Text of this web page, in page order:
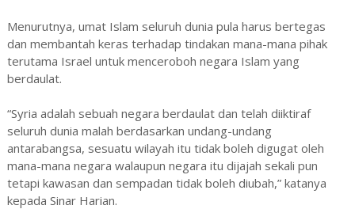
Menurutnya, umat Islam seluruh dunia pula harus bertegas
dan membantah keras terhadap tindakan mana-mana pihak
terutama Israel untuk menceroboh negara Islam yang
berdaulat.
“Syria adalah sebuah negara berdaulat dan telah diiktiraf
seluruh dunia malah berdasarkan undang-undang
antarabangsa, sesuatu wilayah itu tidak boleh digugat oleh
mana-mana negara walaupun negara itu dijajah sekali pun
tetapi kawasan dan sempadan tidak boleh diubah,” katanya
kepada Sinar Harian.